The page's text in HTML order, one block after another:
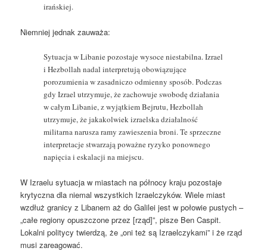
irańskiej.
Niemniej jednak zauważa:
Sytuacja w Libanie pozostaje wysoce niestabilna. Izrael
i Hezbollah nadal interpretują obowiązujące
porozumienia w zasadniczo odmienny sposób. Podczas
gdy Izrael utrzymuje, że zachowuje swobodę działania
w całym Libanie, z wyjątkiem Bejrutu, Hezbollah
utrzymuje, że jakakolwiek izraelska działalność
militarna narusza ramy zawieszenia broni. Te sprzeczne
interpretacje stwarzają poważne ryzyko ponownego
napięcia i eskalacji na miejscu.
W Izraelu sytuacja w miastach na północy kraju pozostaje
krytyczna dla niemal wszystkich Izraelczyków. Wiele miast
wzdłuż granicy z Libanem aż do Galilei jest w połowie pustych –
„całe regiony opuszczone przez [rząd]”, pisze Ben Caspit.
Lokalni politycy twierdzą, że „oni też są Izraelczykami” i że rząd
musi zareagować.